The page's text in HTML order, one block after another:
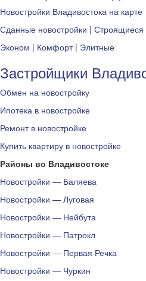
Новостройки Владивостока на карте
Сданные новостройки | Строящиеся
Эконом | Комфорт| Элитные
Застройщики
Обмен на новостройку
Ипотека в новостройке
Ремонт в новостройке
Купить квартиру в новостройке
Районы во Владивостоке
Новостройки — Баляева
Новостройки — Луговая
Новостройки — Нейбута
Новостройки — Патрокл
Новостройки — Первая Речка
Новостройки — Чуркин